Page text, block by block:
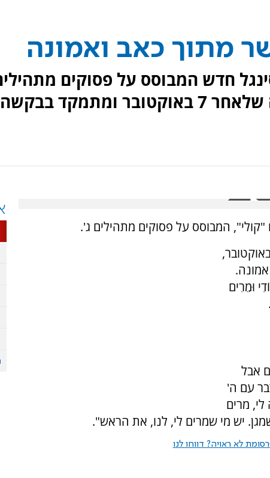
מתוך כאב ואמונה
חדש המבוסס על פסוקים
ג'. השיר נכתב על רקע התקופה שלאחר 7 באוקטובר ומתמקד בבקשה
המבוסס על פסוקים מתהילים ג'.
נכתב על רקע התקופה שלאחר אירועי 7 באוקטובר,
וּמֵרִים
אבל
עם ה'
מרים
שמגן. יש מי שמרים לי, לנו, את הראש".
לא ראויה? דווחו לנו